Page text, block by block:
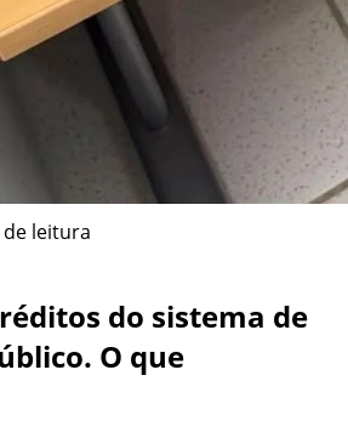
leitura
do sistema de
O que